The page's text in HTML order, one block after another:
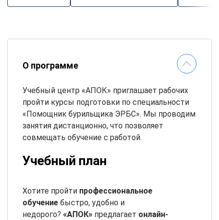
О программе
Учебный центр «АПОК» приглашает рабочих
пройти курсы подготовки по специальности
«Помощник бурильщика ЭРБС». Мы проводим
занятия дистанционно, что позволяет
совмещать обучение с работой.
Учебный план
Хотите пройти профессиональное
обучение быстро, удобно и
недорого? «АПОК» предлагает онлайн-